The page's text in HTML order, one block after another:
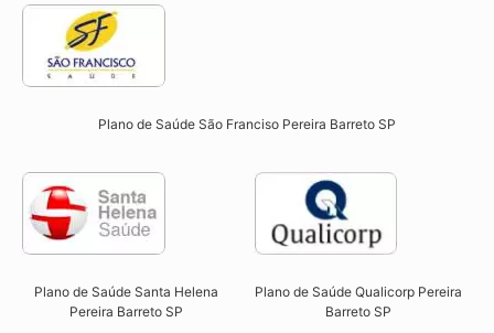
Plano de Saúde São Franciso Pereira Barreto SP​
Plano de Saúde Santa Helena
Pereira Barreto SP​
Plano de Saúde Qualicorp Pereira
Barreto SP​